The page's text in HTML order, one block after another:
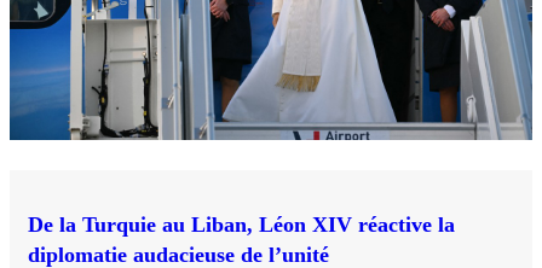
De la Turquie au Liban, Léon XIV réactive la
diplomatie audacieuse de l’unité